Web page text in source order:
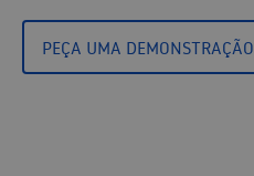
PEÇA UMA DEMONSTRAÇÃO